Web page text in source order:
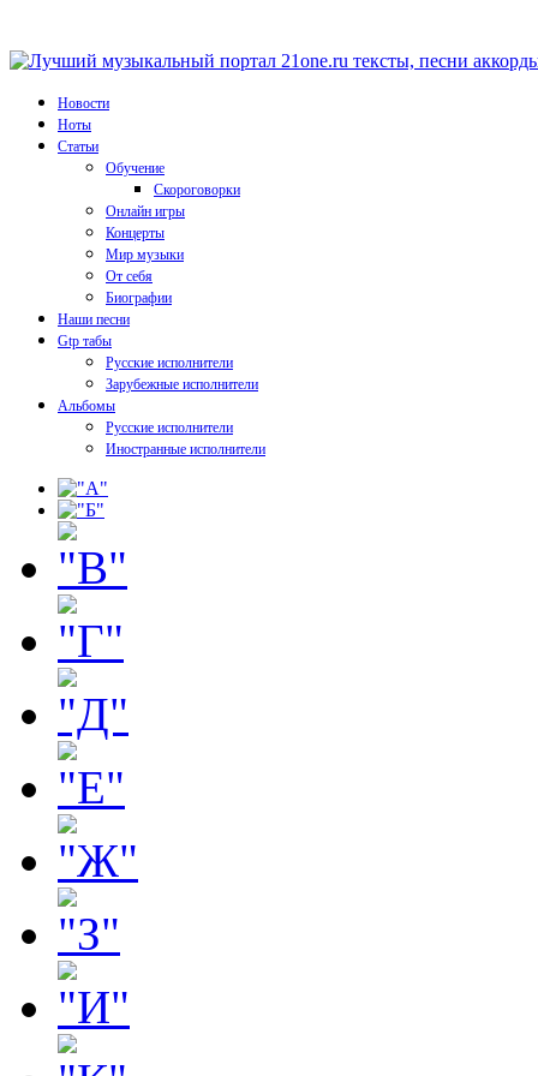
Новости
Ноты
Статьи
Обучение
Скороговорки
Онлайн игры
Концерты
Мир музыки
От себя
Биографии
Наши песни
Gtp табы
Русские исполнители
Зарубежные исполнители
Альбомы
Русские исполнители
Иностранные исполнители